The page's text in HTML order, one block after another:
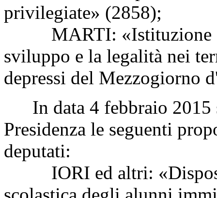
privilegiate» (2858);
MARTI: «Istituzione di
sviluppo e la legalità nei
depressi del Mezzogiorno
In data 4 febbraio 2015
Presidenza le seguenti
deputati:
IORI ed altri: